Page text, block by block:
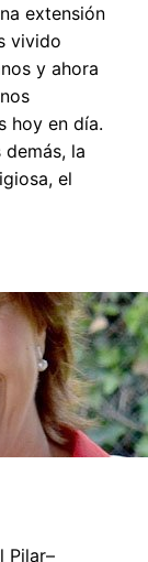
extensión
vivido
y ahora
hoy en día.
la
el
Pilar–